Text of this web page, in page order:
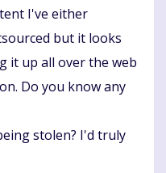
I've either
but it looks
it up all over the web
Do you know any
stolen? I'd truly